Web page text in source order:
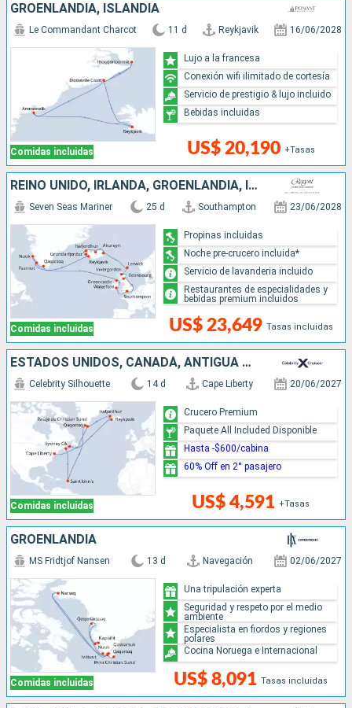
GROENLANDIA, ISLANDIA
Comidas incluidas
Le Commandant Charcot 11 d Reykjavik 16/06/2028
US$ 20,190 +Tasas
Lujo a la francesa
Conexión wifi ilimitado de cortesía
Servicio de prestigio & lujo incluido
Bebidas incluidas
REINO UNIDO, IRLANDA, GROENLANDIA, ISLANDIA
Comidas incluidas
Seven Seas Mariner 25 d Southampton 23/06/2028
US$ 23,649 Tasas incluidas
Propinas incluidas
Noche pre-crucero incluida*
Servicio de lavanderia incluido
Restaurantes de especialidades y
bebidas premium incluidos
ESTADOS UNIDOS, CANADÁ, ANTIGUA Y BARBUDA, GROENLANDIA, ISLANDIA
Comidas incluidas
Celebrity Silhouette 14 d Cape Liberty 20/06/2027
US$ 4,591 +Tasas
Crucero Premium
Paquete All Included Disponible
Hasta -$600/cabina
60% Off en 2° pasajero
GROENLANDIA
Comidas incluidas
MS Fridtjof Nansen 13 d Navegación 02/06/2027
US$ 8,091 Tasas incluidas
Una tripulación experta
Seguridad y respeto por el medio
ambiente
Especialista en fiordos y regiones
polares
Cocina Noruega e Internacional